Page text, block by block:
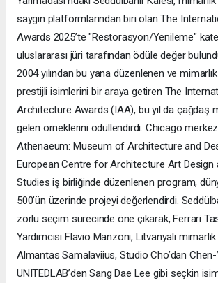
saygın platformlarından biri olan The
Awards 2025’te "Restorasyon/Yenileme"
uluslararası jüri tarafından ödüle değer
2004 yılından bu yana düzenlenen ve mimarlık
prestijli isimlerini bir araya getiren The
Architecture Awards (IAA), bu yıl da çağdaş
gelen örneklerini ödüllendirdi. Chicago
Athenaeum: Museum of Architecture and
European Centre for Architecture Art Design
Studies iş birliğinde düzenlenen program,
500’ün üzerinde projeyi değerlendirdi.
zorlu seçim sürecinde öne çıkarak, Ferrari
Yardımcısı Flavio Manzoni, Litvanyalı
Almantas Samalaviius, Studio Cho’dan
UNITEDLAB’den Sang Dae Lee gibi seçkin